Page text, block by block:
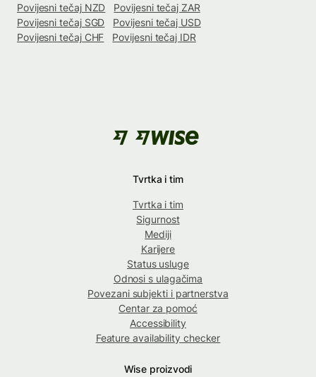
Povijesni tečaj NZD
Povijesni tečaj ZAR
Povijesni tečaj SGD
Povijesni tečaj USD
Povijesni tečaj CHF
Povijesni tečaj IDR
Tvrtka i tim
Tvrtka i tim
Sigurnost
Mediji
Karijere
Status usluge
Odnosi s ulagačima
Povezani subjekti i partnerstva
Centar za pomoć
Accessibility
Feature availability checker
Wise proizvodi